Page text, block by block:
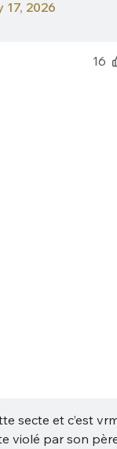
17, 2026
16
secte et c’est
violé par son